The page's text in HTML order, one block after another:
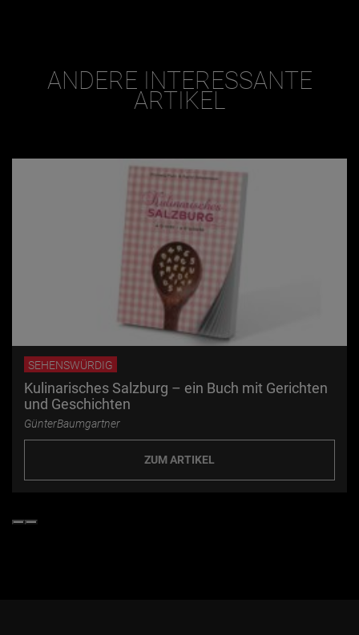
ANDERE INTERESSANTE
ARTIKEL
SEHENSWÜRDIG
Kulinarisches Salzburg – ein Buch mit Gerichten
und Geschichten
GünterBaumgartner
ZUM ARTIKEL